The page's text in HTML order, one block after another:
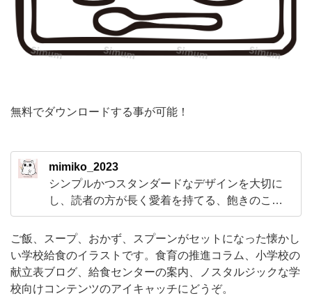
が
セ
ッ
な
た
懐
し
い
学
校
無料でダウンロードする事が可能！
mimiko_2023
シンプルかつスタンダードなデザインを大切に
し、読者の方が長く愛着を持てる、飽きのこな
い作品作りを目標に活動しています。 「好きこ
そもの上手になれ」という言葉通り、創作が苦
にならない性分ですので、日々新しい挑戦的な
テーマや技法に挑戦し、非常に作品を生み出す
ことを楽しんでいます。 皆様に穏やかな彩りを
ご飯、スープ、おかず、スプーンがセットになった懐かし
い学校給食のイラストです。食育の推進コラム、小学校の
献立表ブログ、給食センターの案内、ノスタルジックな学
校向けコンテンツのアイキャッチにどうぞ。